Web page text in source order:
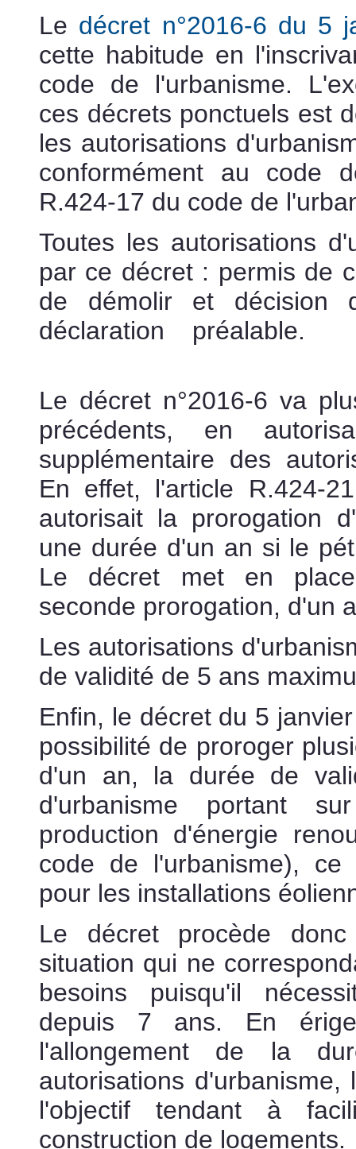
Le décret n°2016-6 du 5
cette habitude en
code de l'urbanisme.
ces décrets ponctuels est
les autorisations
conformément au code
R.424-17 du code de
Toutes les autorisations
par ce décret : permis de
de démolir et décision
déclaration préalable.
Le décret n°2016-6 va
précédents, en
supplémentaire des
En effet, l'article R.424-
autorisait la prorogation
une durée d'un an si le
Le décret met en
seconde prorogation, d'un
Les autorisations
de validité de 5 ans
Enfin, le décret du 5
possibilité de proroger
d'un an, la durée de
d'urbanisme portant
production d'énergie
code de l'urbanisme),
pour les installations
Le décret procède
situation qui ne
besoins puisqu'il
depuis 7 ans. En
l'allongement de la
autorisations
l'objectif tendant à
construction de logements.